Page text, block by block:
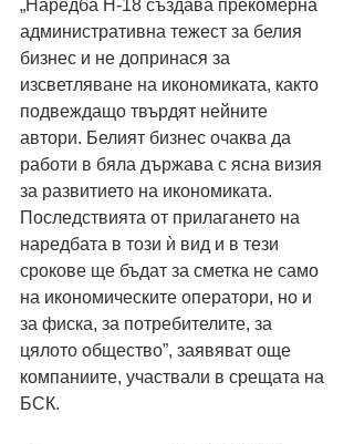
„Наредба Н-18 създава прекомерна
административна тежест за белия
бизнес и не допринася за
изсветляване на икономиката, както
подвеждащо твърдят нейните
автори. Белият бизнес очаква да
работи в бяла държава с ясна визия
за развитието на икономиката.
Последствията от прилагането на
наредбата в този ѝ вид и в тези
срокове ще бъдат за сметка не само
на икономическите оператори, но и
за фиска, за потребителите, за
цялото общество”, заявяват още
компаниите, участвали в срещата на
БСК.